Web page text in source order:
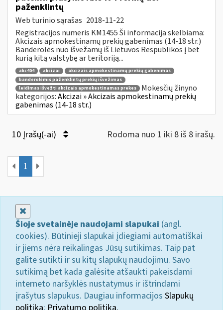
paženklintų
Web turinio sąrašas 2018-11-22
Registracijos numeris KM1455 Ši informacija skelbiama:
Akcizais apmokestinamų prekių gabenimas (14-18 str.)
Banderolės nuo išvežamų iš Lietuvos Respublikos į bet
kurią kitą valstybę ar teritoriją...
akc404 akcizai
akcizais apmokestinamų prekių gabenimas
banderolėmis paženklintų prekių išvežimas
leidimas išvežti akcizais apmokestinamas prekes
Mokesčių žinyno
kategorijos:Akcizai » Akcizais apmokestinamų prekių
gabenimas (14-18 str.)
10 Įrašų(-ai) Rodoma nuo 1 iki 8 iš 8 irašų.
1
Šioje svetainėje naudojami slapukai (angl.
cookies). Būtinieji slapukai įdiegiami automatiškai
ir jiems nėra reikalingas Jūsų sutikimas. Taip pat
galite sutikti ir su kitų slapukų naudojimu. Savo
sutikimą bet kada galėsite atšaukti pakeisdami
interneto naršyklės nustatymus ir ištrindami
įrašytus slapukus. Daugiau informacijos Slapukų
politika; Privatumo politika.